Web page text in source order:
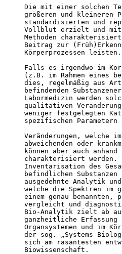
Die mit einer solchen
größeren und kleineren
standardisierten und
Vollblut erzielt und mit
Methoden
Beitrag zur
Körperprozessen leisten.
Falls es irgendwo im
(z.B. im Rahmen eines
dies, regelmäßig aus
befindenden
Labormedizin werden
qualitativen
weniger festgelegten
spezifischen Parametern
Veränderungen, welche
abweichenden oder
können aber auch anhand
charakterisiert werden.
Inventarisation des
befindlichen
ausgedehnte Analytik
welche die Spektren im
einem genau benannten,
vergleicht und
Bio-Analytik zielt ab
ganzheitliche Erfassung
Organsystemen und im
der sog. „Systems
sich am rasantesten
Biowissenschaft.